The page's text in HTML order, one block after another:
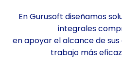
En Gurusoft diseñamos
integrales
en apoyar el alcance de
trabajo más